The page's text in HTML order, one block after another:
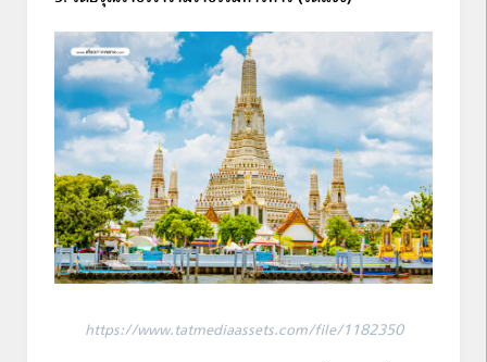
https://www.tatmediaassets.com/file/1182350